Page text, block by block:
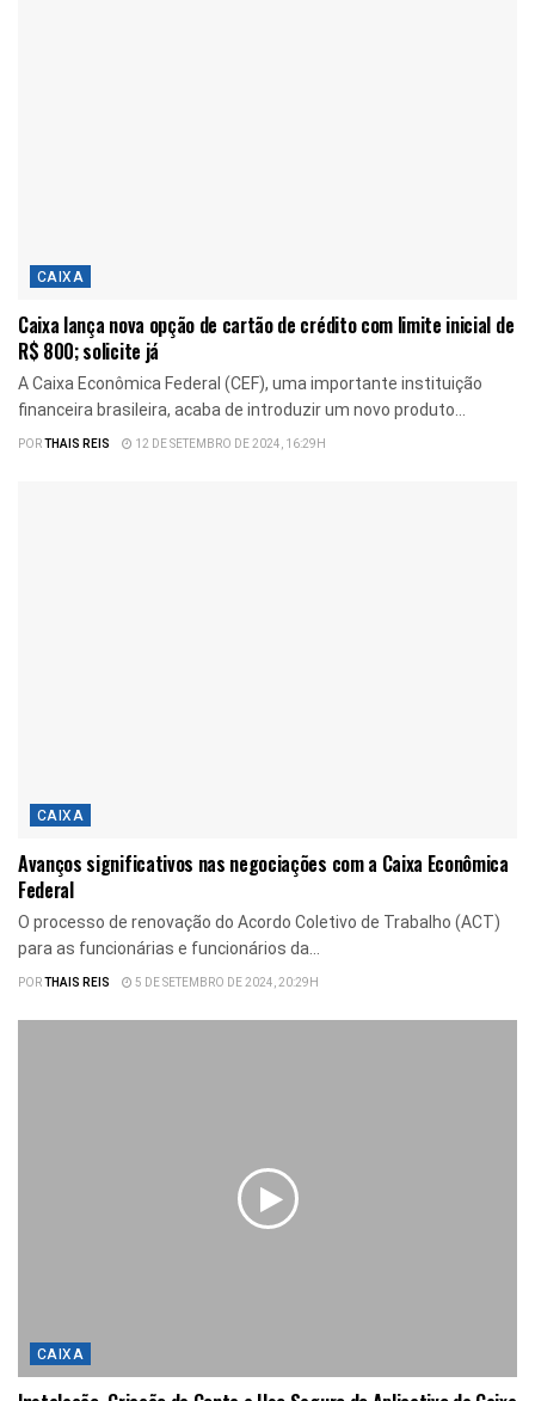
CAIXA
Caixa lança nova opção de cartão de crédito com limite inicial de
R$ 800; solicite já
A Caixa Econômica Federal (CEF), uma importante instituição
financeira brasileira, acaba de introduzir um novo produto...
PORTHAIS REIS 12 DE SETEMBRO DE 2024, 16:29H
CAIXA
Avanços significativos nas negociações com a Caixa Econômica
Federal
O processo de renovação do Acordo Coletivo de Trabalho (ACT)
para as funcionárias e funcionários da...
PORTHAIS REIS 5 DE SETEMBRO DE 2024, 20:29H
CAIXA